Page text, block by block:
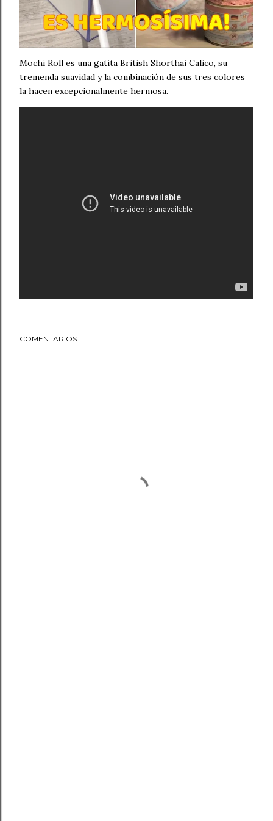
Mochi Roll es una gatita British Shorthai Calico, su
tremenda suavidad y la combinación de sus tres colores
la hacen excepcionalmente hermosa.
COMENTARIOS